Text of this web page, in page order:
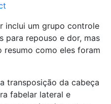
inclui um grupo controle
para repouso e dor, mas
resumo como eles foram
transposição da cabeça
fabelar lateral e